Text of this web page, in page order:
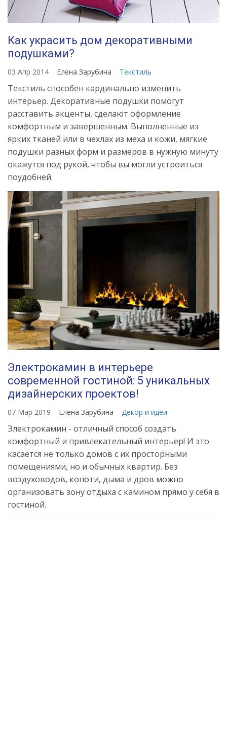
Как украсить дом декоративными
подушками?
03 Апр 2014 Елена Зарубина Текстиль
Текстиль способен кардинально изменить
интерьер. Декоративные подушки помогут
расставить акценты, сделают оформление
комфортным и завершенным. Выполненные из
ярких тканей или в чехлах из меха и кожи, мягкие
подушки разных форм и размеров в нужную минуту
окажутся под рукой, чтобы вы могли устроиться
поудобней.
Электрокамин в интерьере
современной гостиной: 5 уникальных
дизайнерских проектов!
07 Мар 2019 Елена Зарубина Декор и идеи
Электрокамин - отличный способ создать
комфортный и привлекательный интерьер! И это
касается не только домов с их просторными
помещениями, но и обычных квартир. Без
воздуховодов, копоти, дыма и дров можно
организовать зону отдыха с камином прямо у себя в
гостиной.